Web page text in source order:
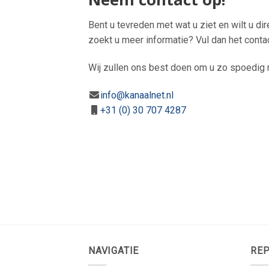
Bent u tevreden met wat u ziet en wilt u
zoekt u meer informatie? Vul dan het
Wij zullen ons best doen om u zo spoedig
info@kanaalnet.nl
+31 (0) 30 707 4287
NAVIGATIE